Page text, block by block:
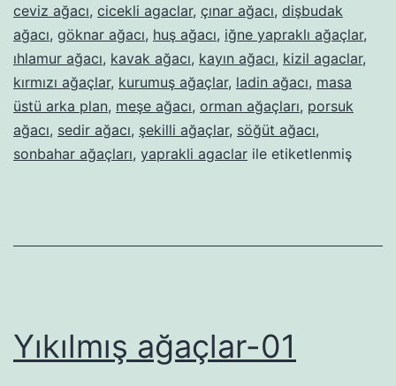
ceviz ağacı, cicekli agaclar, çınar ağacı, dişbudak
ağacı, göknar ağacı, huş ağacı, iğne yapraklı ağaçlar,
ıhlamur ağacı, kavak ağacı, kayın ağacı, kizil agaclar,
kırmızı ağaçlar, kurumuş ağaçlar, ladin ağacı, masa
üstü arka plan, meşe ağacı, orman ağaçları, porsuk
ağacı, sedir ağacı, şekilli ağaçlar, söğüt ağacı,
sonbahar ağaçları, yaprakli agaclar ile etiketlenmiş
Yıkılmış ağaçlar-01